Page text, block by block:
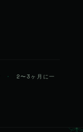
・
2〜3ヶ月に一